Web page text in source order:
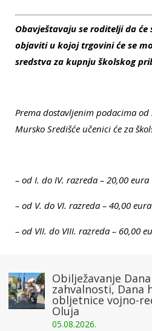
Obavještavaju se roditelji da
objaviti u kojoj trgovini će se
sredstva za kupnju školskog
Prema dostavljenim podacima od
Mursko Središće učenici će za
– od I. do IV. razreda – 20,00 eura
– od V. do VI. razreda – 40,00 eura
– od VII. do VIII. razreda – 60,00
Obilježavanje
zahvalnosti,
obljetnice vojno-
Oluja
05.08.2026.